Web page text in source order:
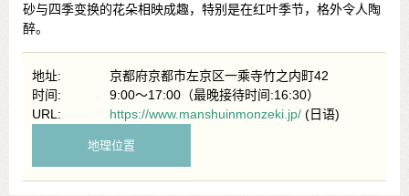
砂与四季变换的花朵相映成趣，特别是在红叶季节，格外令人陶
醉。
地址:
京都府京都市左京区一乘寺竹之内町42
时间:
9:00～17:00（最晚接待时间:16:30）
URL:
https://www.manshuinmonzeki.jp/ (日语)
地理位置